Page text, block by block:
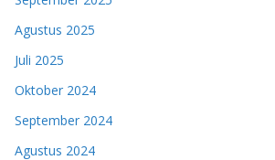
Agustus 2025
Juli 2025
Oktober 2024
September 2024
Agustus 2024